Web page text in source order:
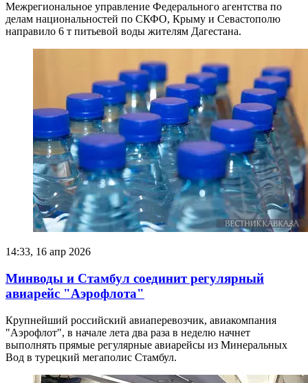
Межрегиональное управление Федерального агентства по
делам национальностей по СКФО, Крыму и Севастополю
направило 6 т питьевой воды жителям Дагестана.
14:33, 16 апр 2026
Минводы и Стамбул соединит регулярный
авиарейс "Аэрофлота"
Крупнейший российский авиаперевозчик, авиакомпания
"Аэрофлот", в начале лета два раза в неделю начнет
выполнять прямые регулярные авиарейсы из Минеральных
Вод в турецкий мегаполис Стамбул.